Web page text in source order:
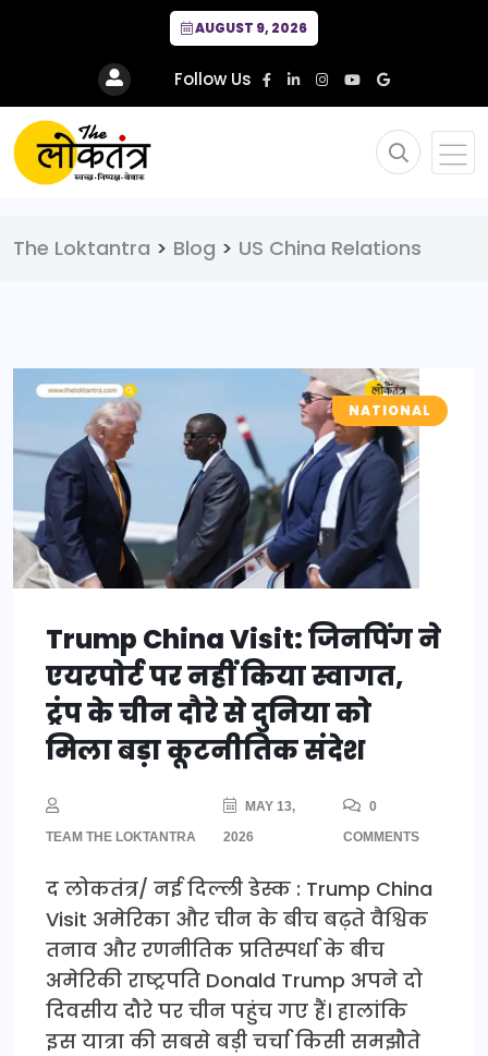
AUGUST 9, 2026
Follow Us
The Loktantra > Blog > US China Relations
NATIONAL
Trump China Visit: जिनपिंग ने
एयरपोर्ट पर नहीं किया स्वागत,
ट्रंप के चीन दौरे से दुनिया को
मिला बड़ा कूटनीतिक संदेश
TEAM THE LOKTANTRA
MAY 13,
2026
0
COMMENTS
द लोकतंत्र/ नई दिल्ली डेस्क : Trump China
Visit अमेरिका और चीन के बीच बढ़ते वैश्विक
तनाव और रणनीतिक प्रतिस्पर्धा के बीच
अमेरिकी राष्ट्रपति Donald Trump अपने दो
दिवसीय दौरे पर चीन पहुंच गए हैं। हालांकि
इस यात्रा की सबसे बड़ी चर्चा किसी समझौते